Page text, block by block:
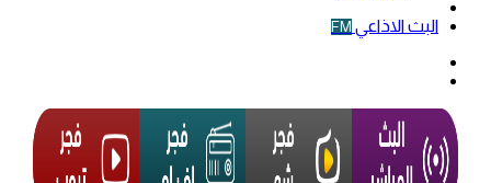
البث الاذاعي FM